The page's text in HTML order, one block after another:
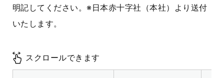
明記してください。※日本赤十字社（本社）より送付
いたします。
スクロールできます